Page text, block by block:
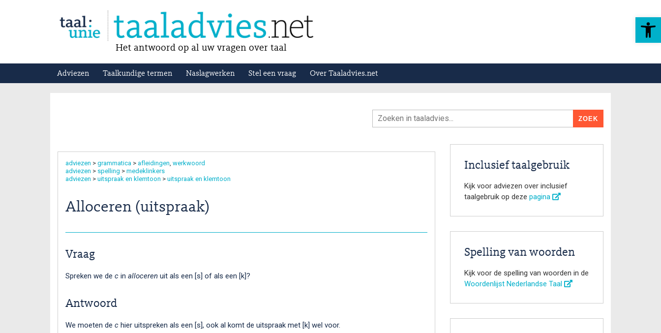
Toolbar openen
Het antwoord op al uw vragen over taal
Adviezen Taalkundige termen Naslagwerken Stel een vraag Over Taaladvies.net
adviezen > grammatica > afleidingen werkwoord
adviezen > spelling > medeklinkers
adviezen > uitspraak en klemtoon > uitspraak en klemtoon
Alloceren (uitspraak)
Vraag
Spreken we de c in alloceren uit als een [s] of als een [k]?
Antwoord
We moeten de c hier uitspreken als een [s], ook al komt de uitspraak met [k] wel voor.
Inclusief taalgebruik
Kijk voor adviezen over inclusief
taalgebruik op deze pagina
Spelling van woorden
Kijk voor de spelling van woorden in de
Woordenlijst Nederlandse Taal